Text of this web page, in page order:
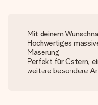
Mit deinem
Hochwertiges
Maserung
Perfekt für Ostern,
weitere besondere